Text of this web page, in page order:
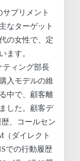
プリメント
なターゲット
の女性で、定
ます。
ティング部長
入モデルの維
中で、顧客離
した。顧客デ
、コールセン
（ダイレクト
での行動履歴